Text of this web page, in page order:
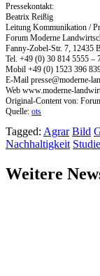
Pressekontakt:
Beatrix Reißig
Leitung Kommunikation /
Forum Moderne
Fanny-Zobel-Str. 7, 12435
Tel. +49 (0) 30 814 5555 –
Mobil +49 (0) 1523 396
E-Mail presse@moderne-
Web www.moderne-
Original-Content von:
Quelle: ots
Tagged: Agrar Bild
Nachhaltigkeit Studie
Weitere